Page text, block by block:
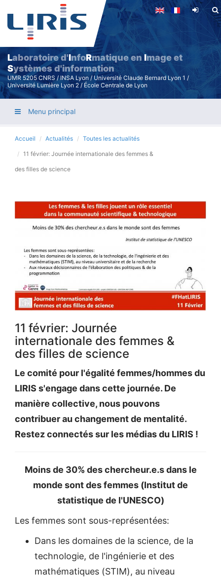
Aller
contenu
principal
Laboratoire d'InfoRmatique enImage et
Systèmes d'information
UMR 5205 CNRS / INSA Lyon / Université Claude Bernard Lyon 1 /
Université Lumière Lyon 2 / École Centrale de Lyon
Menu principal
Accueil Actualités Toutes les actualités
11 février: Journée internationale des femmes &
des filles de science
11 février: Journée
internationale des femmes &
des filles de science
Le comité pour l'égalité femmes/hommes du
LIRIS s'engage dans cette journée. De
manière collective, nous pouvons
contribuer au changement de mentalité.
Restez connectés sur les médias du LIRIS !
Moins de 30% des chercheur.e.s dans le
monde sont des femmes (Institut de
statistique de l'UNESCO)
Les femmes sont sous-représentées:
Dans les domaines de la science, de la
technologie, de l'ingénierie et des
mathématiques (STIM), au niveau